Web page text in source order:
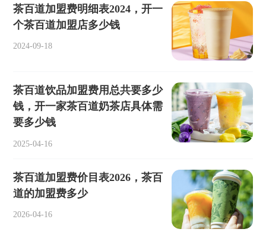
茶百道加盟费明细表2024，开一
个茶百道加盟店多少钱
2024-09-18
茶百道饮品加盟费用总共要多少
钱，开一家茶百道奶茶店具体需
要多少钱
2025-04-16
茶百道加盟费价目表2026，茶百
道的加盟费多少
2026-04-16